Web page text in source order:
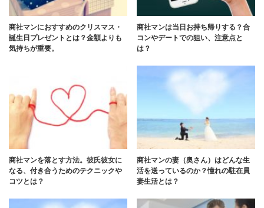
商社マンにおすすめのクリスマス・
誕生日プレゼントとは？金額よりも
気持ちが重要。
商社マンは当日お持ち帰りする？合
コンやデートでの狙い、注意点と
は？
商社マンを落とす方法。彼氏彼女に
なる、付き合うためのテクニックや
コツとは？
商社マンの妻（奥さん）はどんな生
活を送っているのか？憧れの駐在員
妻生活とは？